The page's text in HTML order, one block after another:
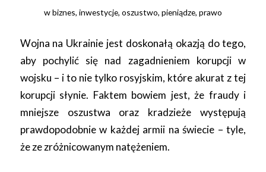
wbiznes, inwestycje, oszustwo, pieniądze, prawo
Wojna na Ukrainie jest doskonałą okazją do tego,
aby pochylić się nad zagadnieniem korupcji w
wojsku – i to nie tylko rosyjskim, które akurat z tej
korupcji słynie. Faktem bowiem jest, że fraudy i
mniejsze oszustwa oraz kradzieże występują
prawdopodobnie w każdej armii na świecie – tyle,
że ze zróżnicowanym natężeniem.